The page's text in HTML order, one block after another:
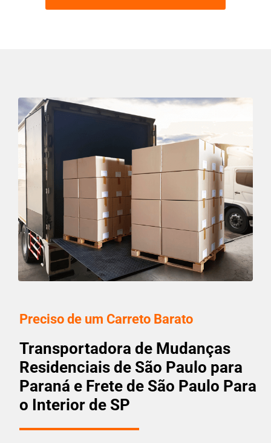
Preciso de um Carreto Barato
Transportadora de Mudanças
Residenciais de São Paulo para
Paraná e Frete de São Paulo Para
o Interior de SP